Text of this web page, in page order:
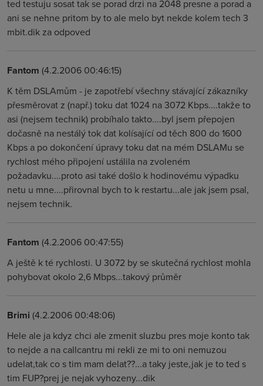
ted testuju sosat tak se porad drzi na 2048 presne a porad a
ani se nehne pritom by to ale melo byt nekde kolem tech 3
mbit.dik za odpoved
Fantom (4.2.2006 00:46:15)
K těm DSLAmům - je zapotřebí všechny stávající zákazníky
přesměrovat z (např.) toku dat 1024 na 3072 Kbps....takže to
asi (nejsem technik) probíhalo takto....byl jsem přepojen
dočasně na nestálý tok dat kolísající od těch 800 do 1600
Kbps a po dokončení úpravy toku dat na mém DSLAMu se
rychlost mého připojení ustálila na zvoleném
požadavku....proto asi také došlo k hodinovému výpadku
netu u mne....přirovnal bych to k restartu...ale jak jsem psal,
nejsem technik.
Fantom (4.2.2006 00:47:55)
A ještě k té rychlosti. U 3072 by se skutečná rychlost mohla
pohybovat okolo 2,6 Mbps...takový průměr
Brimi (4.2.2006 00:48:06)
Hele ale ja kdyz chci ale zmenit sluzbu pres moje konto tak
to nejde a na callcantru mi rekli ze mi to oni nemuzou
udelat,tak co s tim mam delat??...a taky jeste,jak je to ted s
tim FUP?prej je nejak vyhozeny...dik